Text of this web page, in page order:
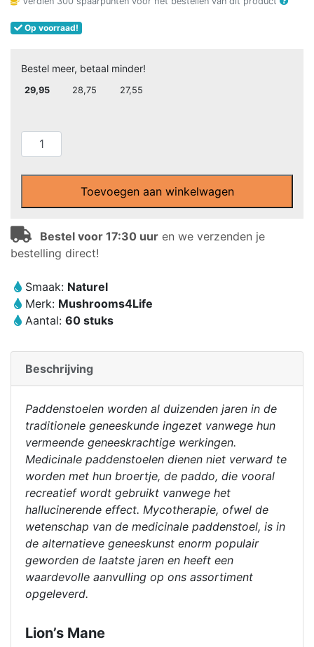
Op voorraad!
Bestel meer, betaal minder!
29,95 28,75 27,55
MushroomsForLife
-
Biologische
paddenstoel
Lion's
Mane
Capsules
(60
aantal
Toevoegen aan winkelwagen
Bestel voor 17:30 uur en we verzenden je
bestelling direct!
Smaak: Naturel
Merk: Mushrooms4Life
Aantal: 60 stuks
Beschrijving
Paddenstoelen worden al duizenden jaren in de
traditionele geneeskunde ingezet vanwege hun
vermeende geneeskrachtige werkingen.
Medicinale paddenstoelen dienen niet verward te
worden met hun broertje, de paddo, die vooral
recreatief wordt gebruikt vanwege het
hallucinerende effect. Mycotherapie, ofwel de
wetenschap van de medicinale paddenstoel, is in
de alternatieve geneeskunst enorm populair
geworden de laatste jaren en heeft een
waardevolle aanvulling op ons assortiment
opgeleverd.
Lion’s Mane